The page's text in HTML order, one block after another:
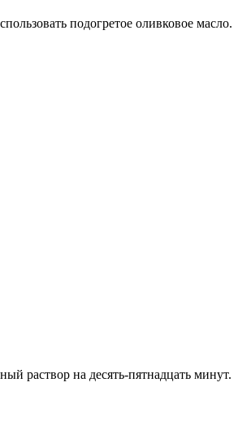
подогретое оливковое масло.
раствор на десять-пятнадцать минут.